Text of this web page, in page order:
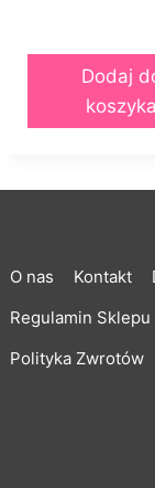
Dodaj
koszyka
O nas Kontakt
Regulamin Sklepu
Polityka Zwrotów